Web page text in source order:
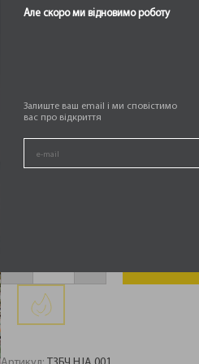
Hammer
Jack
Attack
кількість
Але скоро ми відновимо роботу
Залиште ваш email і ми сповістимо
вас про відкриття